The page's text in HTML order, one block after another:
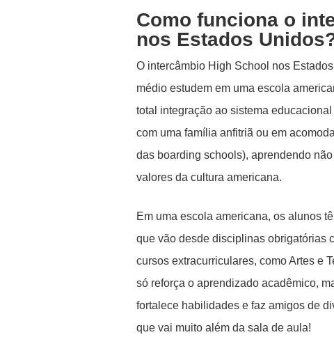
Como funciona o
nos Estados
O intercâmbio High School nos
médio estudem em uma escola
total integração ao sistema
com uma família anfitriã ou em
das boarding schools), aprendendo
valores da cultura americana.
Em uma escola americana, os alunos
que vão desde disciplinas obrigatórias
cursos extracurriculares, como Artes e
só reforça o aprendizado acadêmico,
fortalece habilidades e faz amigos de
que vai muito além da sala de aula!